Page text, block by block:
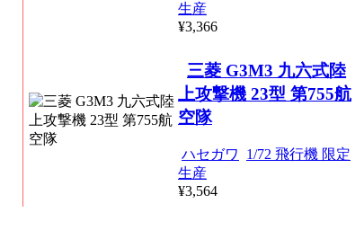
生産
¥3,366
三菱 G3M3 九六式陸
上攻撃機 23型 第755航
空隊
ハセガワ
1/72 飛行機 限定
生産
¥3,564